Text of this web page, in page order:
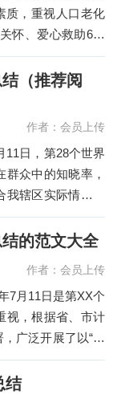
质，重视人口老化
怀、爱心救助6、
（推荐阅
作者：会员上传
11日，第28个世界
众中的知晓率，
辖区实际情况，
的范文大全
作者：会员上传
7月11日是第XX个
视，根据省、市计
广泛开展了以“平
结